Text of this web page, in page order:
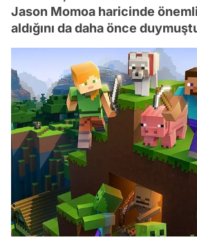
Jason Momoa haricinde
aldığını da daha önce